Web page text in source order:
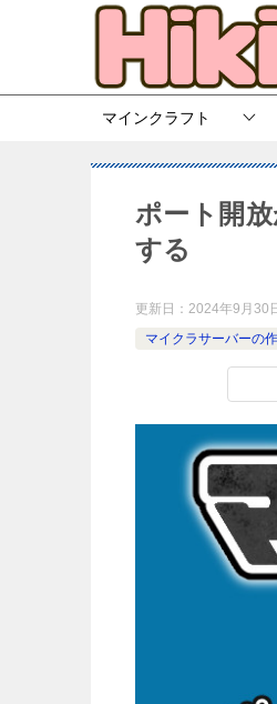
マインクラフト
ポート開
する
更新日： 2024年9月30
マイクラサーバーの